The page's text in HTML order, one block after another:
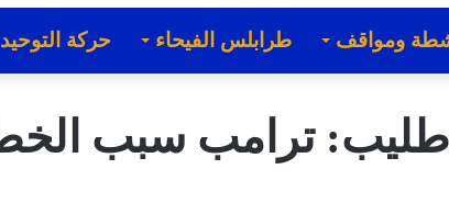
ومواقف طرابلس الفيحاء حركة
ترامب سبب